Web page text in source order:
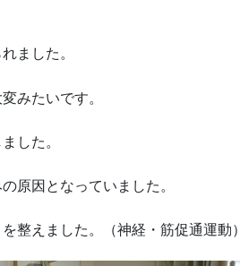
ました。
みたいです。
した。
原因となっていました。
整えました。（神経・筋促通運動）